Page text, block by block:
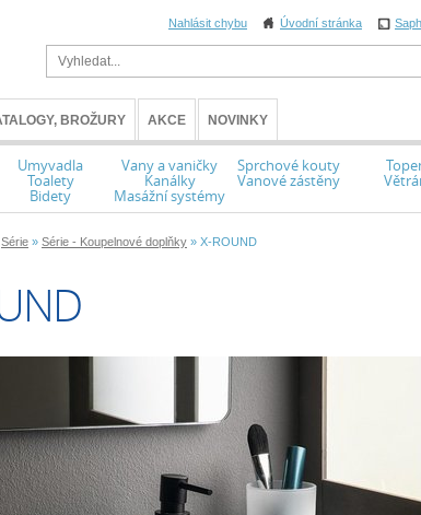
Nahlásit chybu Úvodní stránka
BROŽURY AKCE NOVINKY
Umyvadla
Toalety
Bidety
Vany a vaničky
Kanálky
Masážní systémy
Sprchové kouty
Vanové zástěny
Série » Série - Koupelnové doplňky » X-ROUND